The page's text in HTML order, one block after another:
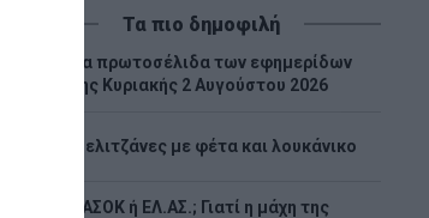
Τα πιο δημοφιλή
Tα πρωτοσέλιδα των εφημερίδων
της Κυριακής 2 Αυγούστου 2026
Μελιτζάνες με φέτα και λουκάνικο
ΠΑΣΟΚ ή ΕΛ.ΑΣ.; Γιατί η μάχη της